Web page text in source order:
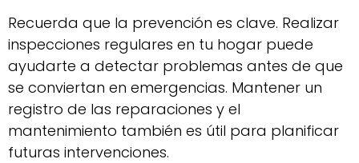
Recuerda que la prevención es clave. Realizar
inspecciones regulares en tu hogar puede
ayudarte a detectar problemas antes de que
se conviertan en emergencias. Mantener un
registro de las reparaciones y el
mantenimiento también es útil para planificar
futuras intervenciones.